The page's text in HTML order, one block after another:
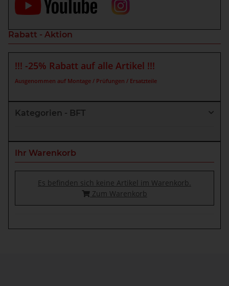
Rabatt - Aktion
!!! -25% Rabatt auf alle Artikel !!!
Ausgenommen auf Montage / Prüfungen / Ersatzteile
Kategorien - BFT
Ihr Warenkorb
Es befinden sich keine Artikel im Warenkorb.
Zum Warenkorb